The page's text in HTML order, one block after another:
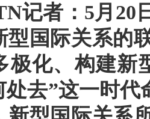
记者：5月20
型国际关系的
极化、构建新
处去”这一时